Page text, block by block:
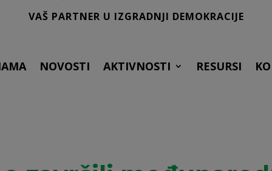
VAŠ PARTNER U IZGRADNJI DEMOKRACIJE
NOVOSTI AKTIVNOSTI RESURSI